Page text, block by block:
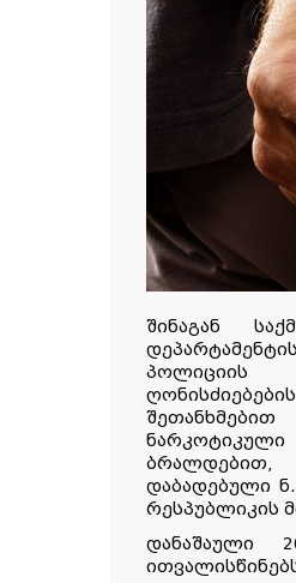
შინაგან
პოლიციის
ბრალდებით,
დაბადებული
რესპუბლიკის
დანაშაული